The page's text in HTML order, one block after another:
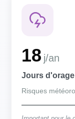
18 j/an
Jours d'orage
Risques